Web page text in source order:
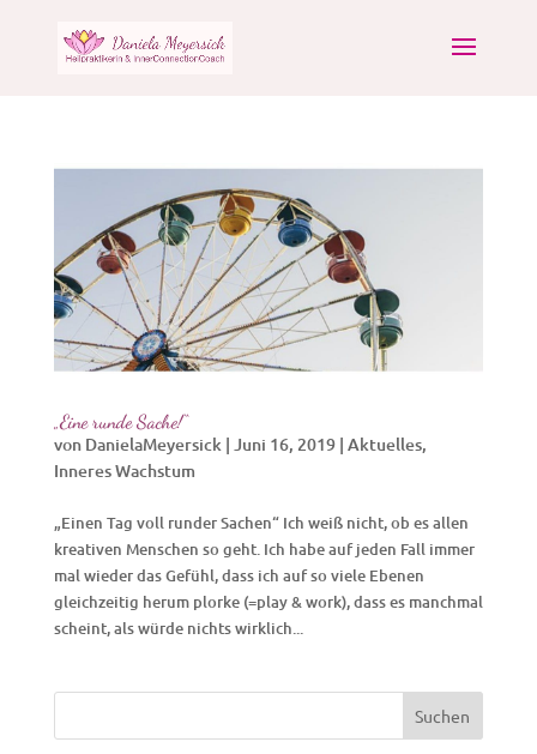
„Eine runde Sache!“
von DanielaMeyersick| Juni 16, 2019| Aktuelles,
Inneres Wachstum
„Einen Tag voll runder Sachen“ Ich weiß nicht, ob es allen
kreativen Menschen so geht. Ich habe auf jeden Fall immer
mal wieder das Gefühl, dass ich auf so viele Ebenen
gleichzeitig herum plorke (=play & work), dass es manchmal
scheint, als würde nichts wirklich...